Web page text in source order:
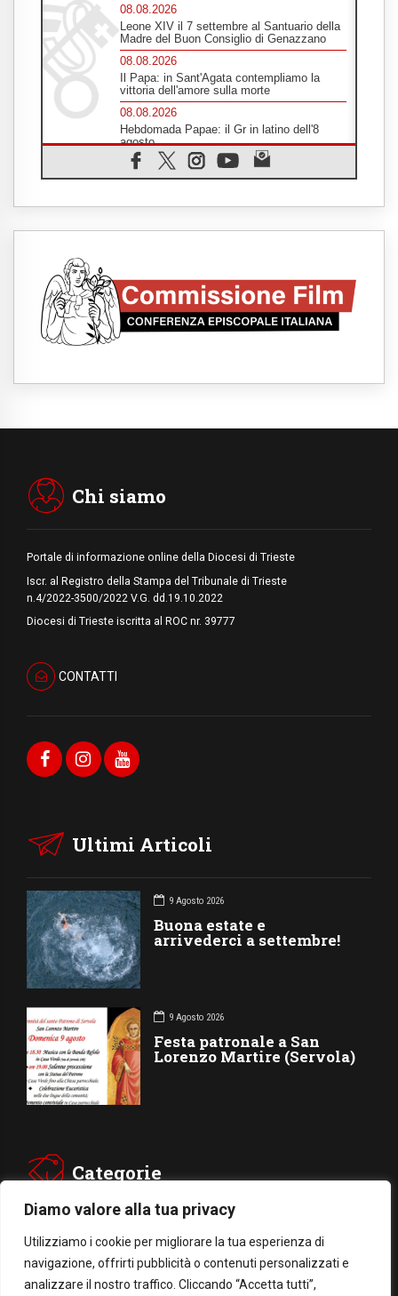
Diamo valore alla tua privacy
Utilizziamo i cookie per migliorare la tua esperienza di
navigazione, offrirti pubblicità o contenuti personalizzati e
analizzare il nostro traffico. Cliccando “Accetta tutti”,
08.08.2026
Leone XIV il 7 settembre al Santuario della
Madre del Buon Consiglio di Genazzano
08.08.2026
Il Papa: in Sant'Agata contempliamo la
vittoria dell'amore sulla morte
08.08.2026
Hebdomada Papae: il Gr in latino dell'8
agosto
08.08.2026
Spin Time, Reina: Cristo non abita nei
senzatetto
08.08.2026
08.08.2026
Argentina, l'arcivescovo Colombo: "La
visita del Papa messaggio di pace e
dignità"
Medio Oriente
Chi siamo
Portale di informazione online della Diocesi di Trieste
Iscr. al Registro della Stampa del Tribunale di Trieste
n.4/2022-3500/2022 V.G. dd.19.10.2022
Diocesi di Trieste iscritta al ROC nr. 39777
CONTATTI
Ultimi Articoli
9 Agosto 2026
Buona estate e
arrivederci a settembre!
9 Agosto 2026
Festa patronale a San
Lorenzo Martire (Servola)
Categorie
CARITÁ GIUBILEO
CULTURA MEDIA